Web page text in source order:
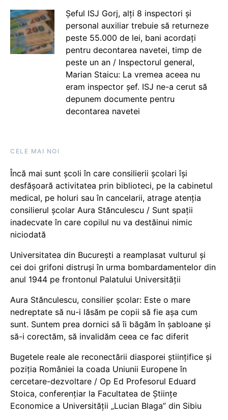
Șeful ISJ Gorj, alți 8 inspectori și
personal auxiliar trebuie să returneze
peste 55.000 de lei, bani acordați
pentru decontarea navetei, timp de
peste un an / Inspectorul general,
Marian Staicu: La vremea aceea nu
eram inspector șef. ISJ ne-a cerut să
depunem documente pentru
decontarea navetei
CELE MAI NOI
Încă mai sunt școli în care consilierii școlari își
desfășoară activitatea prin biblioteci, pe la cabinetul
medical, pe holuri sau în cancelarii, atrage atenția
consilierul școlar Aura Stănculescu / Sunt spații
inadecvate în care copilul nu va destăinui nimic
niciodată
Universitatea din București a reamplasat vulturul și
cei doi grifoni distruși în urma bombardamentelor din
anul 1944 pe frontonul Palatului Universității
Aura Stănculescu, consilier școlar: Este o mare
nedreptate să nu-i lăsăm pe copii să fie așa cum
sunt. Suntem prea dornici să îi băgăm în șabloane și
să-i corectăm, să invalidăm ceea ce fac diferit
Bugetele reale ale reconectării diasporei științifice și
poziția României la coada Uniunii Europene în
cercetare-dezvoltare / Op Ed Profesorul Eduard
Stoica, conferențiar la Facultatea de Științe
Economice a Universității „Lucian Blaga” din Sibiu